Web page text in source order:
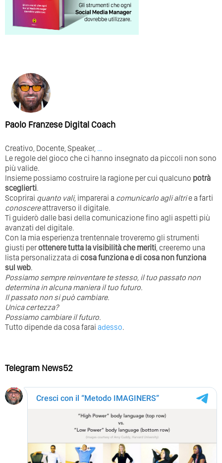
Paolo Franzese Digital Coach
Creativo, Docente, Speaker, …
Le regole del gioco che ci hanno insegnato da piccoli non sono
più valide.
Insieme possiamo costruire la ragione per cui qualcuno potrà
sceglierti.
Scoprirai quanto vali, imparerai a comunicarlo agli altrie a farti
conoscereattraverso il digitale.
Ti guiderò dalle basi della comunicazione fino agli aspetti più
avanzati del digitale.
Con la mia esperienza trentennale troveremo gli strumenti
giusti perottenere tutta la visibilità che meriti, creeremo una
lista personalizzata di cosa funziona e di cosa non funziona
sul web.
Possiamo sempre reinventare te stesso, il tuo passato non
determina in alcuna maniera il tuo futuro. ⁣
⁣Il passato non si può cambiare.
Unica certezza?
Possiamo cambiare il futuro.
Tutto dipende da cosa farai adesso.
Telegram News52